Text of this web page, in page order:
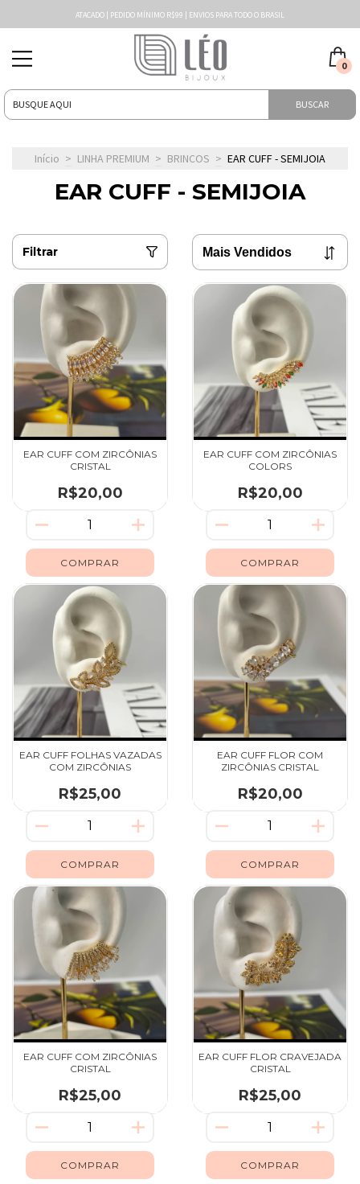
ATACADO | PEDIDO MÍNIMO R$99 | ENVIOS PARA TODO O BRASIL
BUSCAR
0
Início > LINHA PREMIUM > BRINCOS > EAR CUFF - SEMIJOIA
EAR CUFF - SEMIJOIA
Filtrar
EAR CUFF COM ZIRCÔNIAS
CRISTAL
R$20,00
EAR CUFF COM ZIRCÔNIAS
COLORS
R$20,00
EAR CUFF FOLHAS VAZADAS
COM ZIRCÔNIAS
R$25,00
EAR CUFF FLOR COM
ZIRCÔNIAS CRISTAL
R$20,00
EAR CUFF COM ZIRCÔNIAS
CRISTAL
R$25,00
EAR CUFF FLOR CRAVEJADA
CRISTAL
R$25,00